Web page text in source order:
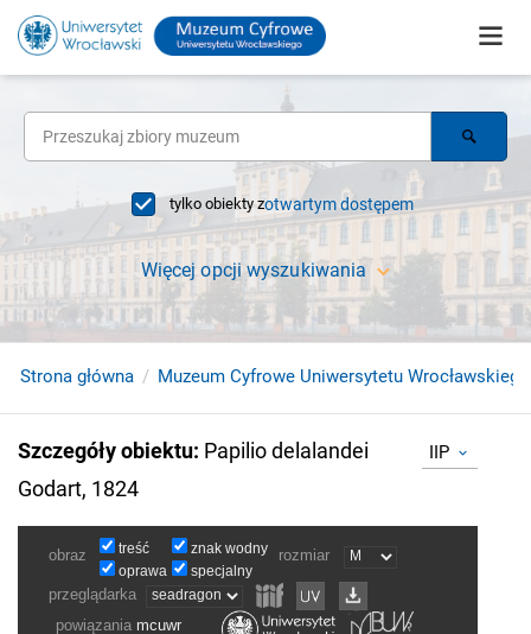
tylko obiekty zotwartym dostępem
Więcej opcji wyszukiwania
Strona główna Muzeum Cyfrowe Uniwersytetu Wrocławskiego
Szczegóły obiektu: Papilio delalandei
Godart, 1824
IIP